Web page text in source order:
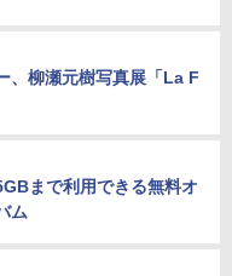
、柳瀬元樹写真展「La F
まで利用できる無料オ
ム